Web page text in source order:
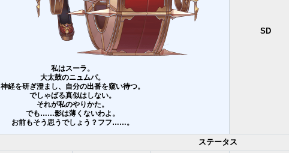
私はスーラ。
大太鼓のニュムパ。
神経を研ぎ澄まし、自分の出番を窺い待つ。
でしゃばる真似はしない。
それが私のやりかた。
でも……影は薄くないわよ。
お前もそう思うでしょう？フフ……。
SD
ステータス